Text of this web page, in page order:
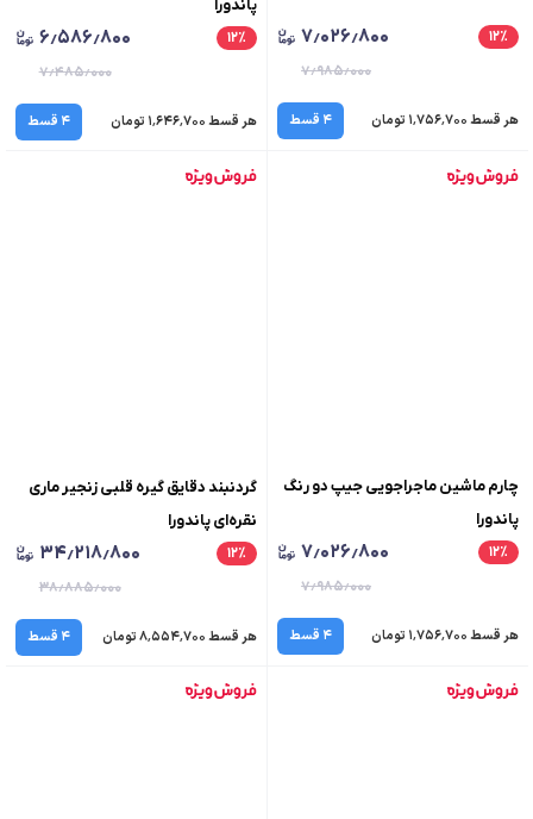
۱۲٪ ۷٫۰۲۶٫۸۰۰
۷٫۹۸۵٫۰۰۰
هر قسط ۱٬۷۵۶٬۷۰۰ تومان ۴ قسط
پاندورا
۱۲٪ ۶٫۵۸۶٫۸۰۰
۷٫۴۸۵٫۰۰۰
هر قسط ۱٬۶۴۶٬۷۰۰ تومان ۴ قسط
چارم ماشین ماجراجویی جیپ دو رنگ
پاندورا
۱۲٪ ۷٫۰۲۶٫۸۰۰
۷٫۹۸۵٫۰۰۰
هر قسط ۱٬۷۵۶٬۷۰۰ تومان ۴ قسط
گردنبند دقایق گیره‌ قلبی زنجیر ماری
نقره‌ای پاندورا
۱۲٪ ۳۴٫۲۱۸٫۸۰۰
۳۸٫۸۸۵٫۰۰۰
هر قسط ۸٬۵۵۴٬۷۰۰ تومان ۴ قسط